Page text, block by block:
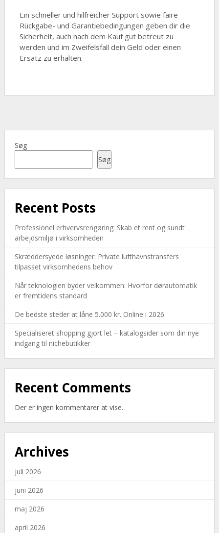
Ein schneller und hilfreicher Support sowie faire
Rückgabe- und Garantiebedingungen geben dir die
Sicherheit, auch nach dem Kauf gut betreut zu
werden und im Zweifelsfall dein Geld oder einen
Ersatz zu erhalten.
Søg
Søg
Recent Posts
Professionel erhvervsrengøring: Skab et rent og sundt
arbejdsmiljø i virksomheden
Skræddersyede løsninger: Private lufthavnstransfers
tilpasset virksomhedens behov
Når teknologien byder velkommen: Hvorfor dørautomatik
er fremtidens standard
De bedste steder at låne 5.000 kr. Online i 2026
Specialiseret shopping gjort let – katalogsider som din nye
indgang til nichebutikker
Recent Comments
Der er ingen kommentarer at vise.
Archives
juli 2026
juni 2026
maj 2026
april 2026